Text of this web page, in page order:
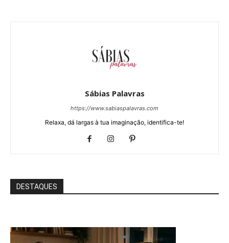
Sábias Palavras
https://www.sabiaspalavras.com
Relaxa, dá largas à tua imaginação, identifica-te!
DESTAQUES